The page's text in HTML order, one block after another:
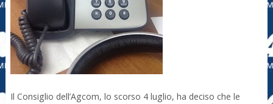
Il Consiglio dell’Agcom, lo scorso 4 luglio, ha deciso che le